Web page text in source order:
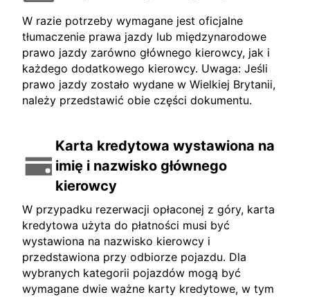
W razie potrzeby wymagane jest oficjalne
tłumaczenie prawa jazdy lub międzynarodowe
prawo jazdy zarówno głównego kierowcy, jak i
każdego dodatkowego kierowcy. Uwaga: Jeśli
prawo jazdy zostało wydane w Wielkiej Brytanii,
należy przedstawić obie części dokumentu.
Karta kredytowa wystawiona na
imię i nazwisko głównego
kierowcy
W przypadku rezerwacji opłaconej z góry, karta
kredytowa użyta do płatności musi być
wystawiona na nazwisko kierowcy i
przedstawiona przy odbiorze pojazdu. Dla
wybranych kategorii pojazdów mogą być
wymagane dwie ważne karty kredytowe, w tym